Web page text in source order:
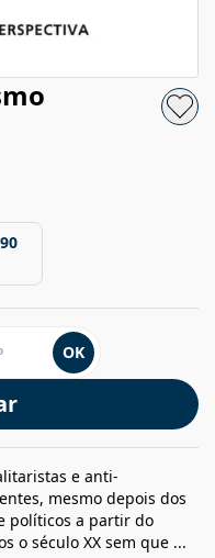
OK
e anti-
mesmo depois dos
políticos a partir do
o século XX sem que ...